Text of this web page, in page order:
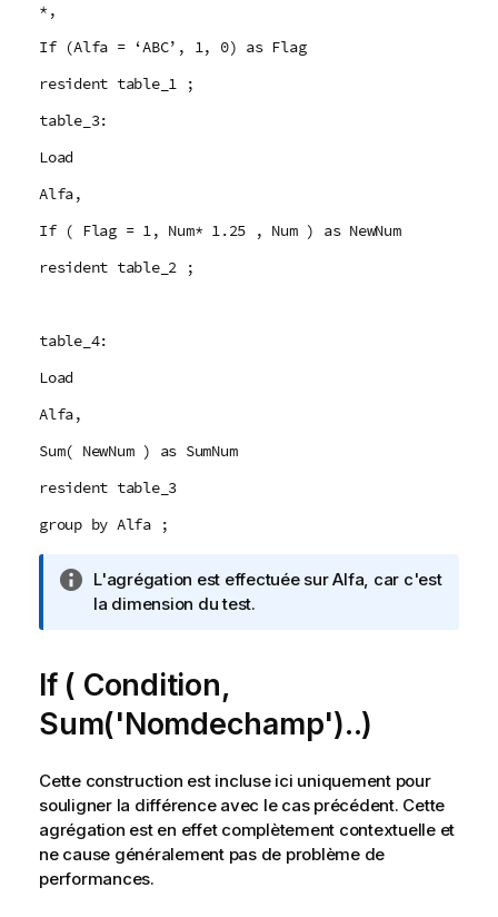
*,
If (Alfa = ‘ABC’, 1, 0) as Flag
resident table_1 ;
table_3:
Load
Alfa,
If ( Flag = 1, Num* 1.25 , Num ) as NewNum
resident table_2 ;
table_4:
Load
Alfa,
Sum( NewNum ) as SumNum
resident table_3
group by Alfa ;
N
o
I
n
f
r
m
a
t
i
L'agrégation est effectuée sur Alfa, car c'est
la dimension du test.
If ( Condition,
Sum('Nomdechamp')..)
Cette construction est incluse ici uniquement pour
souligner la différence avec le cas précédent. Cette
agrégation est en effet complètement contextuelle et
ne cause généralement pas de problème de
performances.